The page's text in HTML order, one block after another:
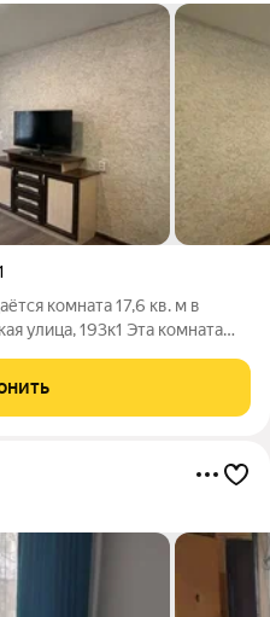
улица, 193к1 Эта комната
свежий ремонт и